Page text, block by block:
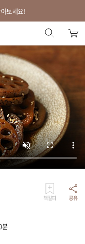
보세요!
책갈피 공유
분